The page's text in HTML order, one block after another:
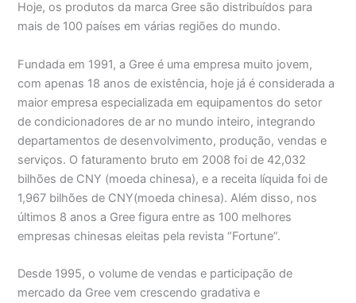
Hoje, os produtos da marca Gree são distribuídos para
mais de 100 países em várias regiões do mundo.
Fundada em 1991, a Gree é uma empresa muito jovem,
com apenas 18 anos de existência, hoje já é considerada a
maior empresa especializada em equipamentos do setor
de condicionadores de ar no mundo inteiro, integrando
departamentos de desenvolvimento, produção, vendas e
serviços. O faturamento bruto em 2008 foi de 42,032
bilhões de CNY (moeda chinesa), e a receita líquida foi de
1,967 bilhões de CNY(moeda chinesa). Além disso, nos
últimos 8 anos a Gree figura entre as 100 melhores
empresas chinesas eleitas pela revista “Fortune”.
Desde 1995, o volume de vendas e participação de
mercado da Gree vem crescendo gradativa e